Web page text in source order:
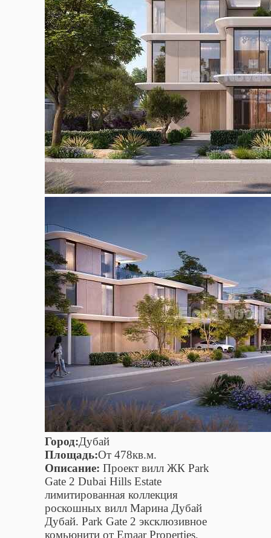
Город:Дубай
Площадь:От 478кв.м.
Описание: Проект вилл ЖК Park
Gate 2 Dubai Hills Estate
лимитированная коллекция
роскошных вилл Марина Дубай
Дубай. Park Gate 2 эксклюзивное
комьюнити от Emaar Properties,